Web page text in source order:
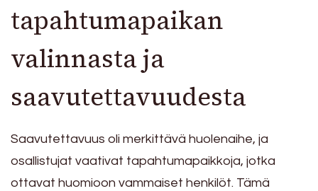
tapahtumapaikan
valinnasta ja
saavutettavuudesta
Saavutettavuus oli merkittävä huolenaihe, ja
osallistujat vaativat tapahtumapaikkoja, jotka
ottavat huomioon vammaiset henkilöt. Tämä